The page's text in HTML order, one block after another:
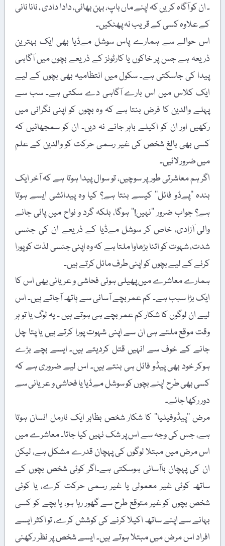
۔ ان کو آگاہ کریں کہ اپنے ماں باپ، بہن بھائی، دادا دادی ، نانا نانی
کے علاوہ کسی کے قریب نہ پھٹکیں۔
اس حوالے سے ہمارے پاس سوشل مےڈیا بھی ایک بہترین
ذریعہ ہے جس پر خاکوں یا کارٹونز کے ذریعے بچوں میں آگاہی
پیدا کی جاسکتی ہے۔ سکول میں انتظامیہ بھی بچوں کے لیے
ایک کلاس میں اس بارے آگاہی دے سکتی ہے۔ سب سے
پہلے والدین کا فرض بنتا ہے کہ وہ بچوں کو اپنی نگرانی میں
رکھیں اور ان کو اکیلے باہر جانے نہ دیں۔ ان کو سمجھائیں کہ
کسی بھی بالغ شخص کی غیر رسمی حرکت کو والدین کے علم
میں ضرور لائیں۔
اگر ہم معاشرتی طور پر سوچیں، تو سوال پیدا ہوتا ہے کہ آخر ایک
بندہ ’’پےڈو فائل‘‘ کیسے بنتا ہے؟ کیا وہ پیدائشی ایسے ہوتا
ہے؟ جواب ضرور ’’نہیں!‘‘ ہوگا، بلکہ گرد و نواح میں پائی جانے
والی آزادی، خاص کر سوشل مےڈیا کے ذریعے ان کی جنسی
شدت، شہوت کو اتنا بڑھاوا ملتا ہے کہ وہ اپنی جنسی لذت کو پورا
کرنے کے لیے بچوں کو اپنی طرف مائل کرتے ہیں۔
ہمارے معاشرے میں پھیلی ہوئی فحاشی و عریانی بھی اس کا
ایک بڑا سبب ہے۔ کم عمر بچے آسانی سے ہاتھ آجاتے ہیں۔ اس
لیے ان لوگوں کا شکار کم عمر بچے ہی ہوتے ہیں ۔ یہ لوگ یا تو ہر
وقت موقع ملتے ہی ان سے اپنی شہوت پورا کرتے ہیں یا پتا چل
جانے کے خوف سے انہیں قتل کردیتے ہیں۔ ایسے بچے بڑے
ہوکر خود بھی پیڈو فائل ہی بنتے ہیں۔ اس لیے ضروری ہے کہ
کسی بھی طرح اپنے بچوں کو سوشل مےڈیا یا فحاشی و عریانی سے
دور رکھا جائے۔
مرض ’’پیڈوفیلیا‘‘ کا شکار شخص بظاہر ایک نارمل انسان ہوتا
ہے، جس کی وجہ سے اس پر شک نہیں کیا جاتا۔ معاشرے میں
اس مرض میں مبتلا لوگوں کی پہچان قدرے مشکل ہے، لیکن
ان کی پہچان باآسانی ہوسکتی ہے۔اگر کوئی شخص بچوں کے
ساتھ کوئی غیر معمولی یا غیر رسمی حرکت کرے، یا کوئی
شخص بچوں کو غیر متوقع طرح سے گھور رہا ہو، یا بچے کو کسی
بہانے سے اپنے ساتھ اکیلا کرنے کی کوشش کرے، تو اکثر ایسے
افراد اس مرض میں مبتلا ہوتے ہیں۔ ایسے شخص پر نظر رکھنی